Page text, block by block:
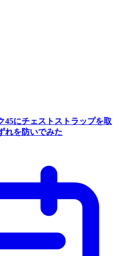
45にチェストストラップを取
れを防いでみた